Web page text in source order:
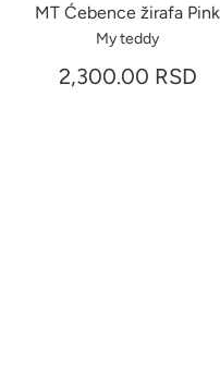
MT Ćebence žirafa Pink
My teddy
2,300.00 RSD